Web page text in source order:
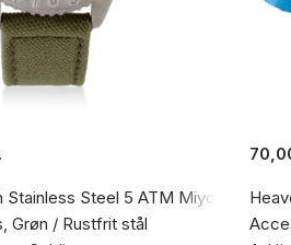
Strap
Stainless Steel 5 ATM Miyota Mov't
Grøn / Rustfrit stål